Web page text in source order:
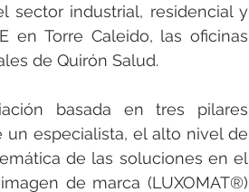
sector industrial, residencial y
en Torre Caleido, las oficinas
de Quirón Salud.
basada en tres pilares
especialista, el alto nivel de
de las soluciones en el
de marca (LUXOMAT®)